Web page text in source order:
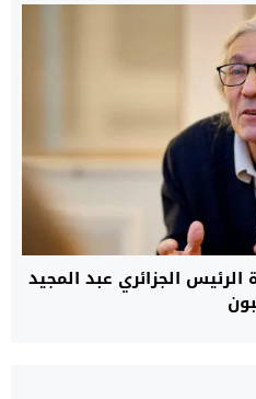
الجزائري عبد المجيد